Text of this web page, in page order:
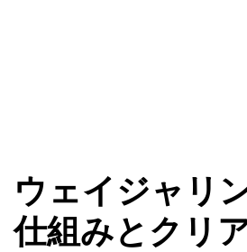
ウェイジャリ
仕組みとクリ